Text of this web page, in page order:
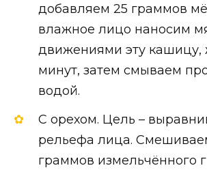
добавляем 25 граммов
влажное лицо наносим
движениями эту кашицу,
минут, затем смываем
водой.
С орехом. Цель –
рельефа лица.
граммов измельчённого